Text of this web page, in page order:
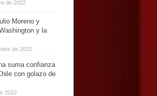
de 2022
Moreno y
y la
de 2022
suma confianza
con golazo de
2022